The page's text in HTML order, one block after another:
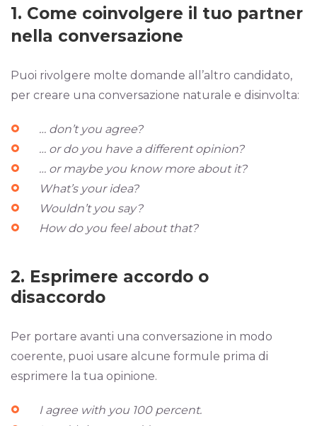
1. Come coinvolgere il tuo partner
nella conversazione
Puoi rivolgere molte domande all’altro candidato,
per creare una conversazione naturale e disinvolta:
… don’t you agree?
… or do you have a different opinion?
… or maybe you know more about it?
What’s your idea?
Wouldn’t you say?
How do you feel about that?
2. Esprimere accordo o
disaccordo
Per portare avanti una conversazione in modo
coerente, puoi usare alcune formule prima di
esprimere la tua opinione.
I agree with you 100 percent.